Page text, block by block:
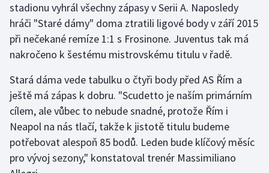
Plavání
Plážový volejbal
Rychlobruslení
Rychlostní kanoistika
Short track
stadionu vyhrál všechny zápasy v Serii A. Naposledy
hráči "Staré dámy" doma ztratili ligové body v září 2015
při nečekané remíze 1:1 s Frosinone. Juventus tak má
nakročeno k šestému mistrovskému titulu v řadě.
Stará dáma vede tabulku o čtyři body před AS Řím a
ještě má zápas k dobru. "Scudetto je naším primárním
cílem, ale vůbec to nebude snadné, protože Řím i
Neapol na nás tlačí, takže k jistotě titulu budeme
potřebovat alespoň 85 bodů. Leden bude klíčový měsíc
pro vývoj sezony," konstatoval trenér Massimiliano